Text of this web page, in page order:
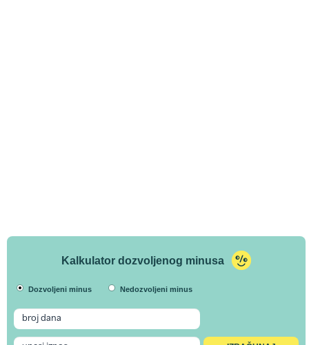
Kalkulator dozvoljenog minusa
Dozvoljeni minus Nedozvoljeni minus